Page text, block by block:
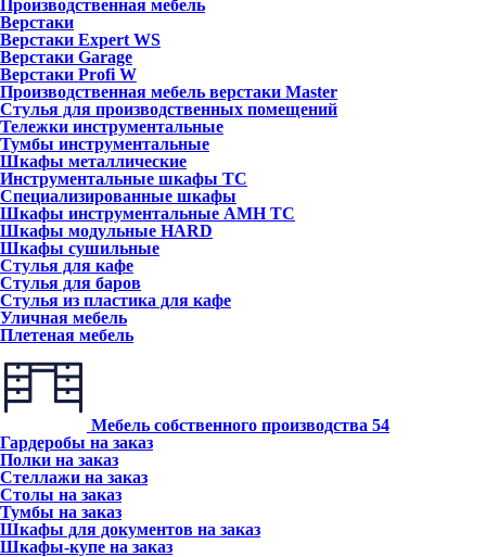
Производственная мебель
Верстаки
Верстаки Expert WS
Верстаки Garage
Верстаки Profi W
Производственная мебель верстаки Master
Стулья для производственных помещений
Тележки инструментальные
Тумбы инструментальные
Шкафы металлические
Инструментальные шкафы ТС
Специализированные шкафы
Шкафы инструментальные АМН ТС
Шкафы модульные HARD
Шкафы сушильные
Стулья для кафе
Стулья для баров
Стулья из пластика для кафе
Уличная мебель
Плетеная мебель
Мебель собственного производства 54
Гардеробы на заказ
Полки на заказ
Стеллажи на заказ
Столы на заказ
Тумбы на заказ
Шкафы для документов на заказ
Шкафы-купе на заказ